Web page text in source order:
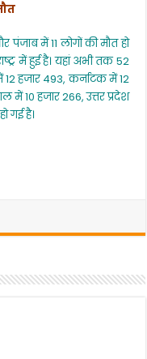
में 11 लोगों की मौत हो
में हुई है। यहां अभी तक 52
12 हजार 493, कर्नाटक में 12
में 10 हजार 266, उत्तर प्रदेश
गई है।